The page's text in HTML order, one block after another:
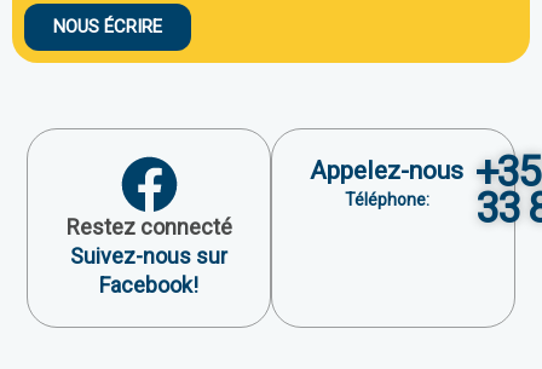
NOUS ÉCRIRE
Restez connecté
Suivez-nous sur
Facebook!
Appelez-nous
Téléphone: 33